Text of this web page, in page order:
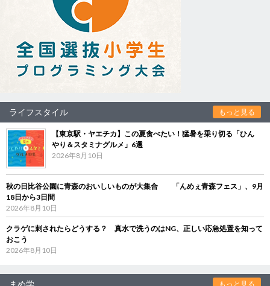
ライフスタイル もっと見る
【東京駅・ヤエチカ】この夏食べたい！猛暑を乗り切る「ひん
やり＆スタミナグルメ」6選
2026年8月10日
秋の日比谷公園に青森のおいしいものが大集合 「んめぇ青森フェス」、9月
18日から3日間
2026年8月10日
クラゲに刺されたらどうする？ 真水で洗うのはNG、正しい応急処置を知って
おこう
2026年8月10日
まめ学 もっと見る